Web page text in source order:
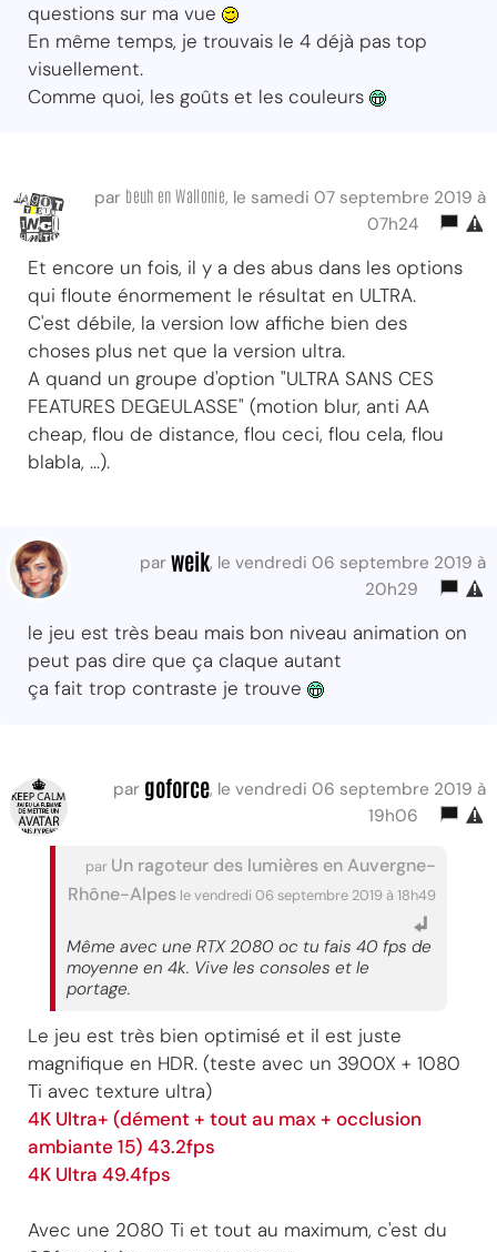
questions sur ma vue
En même temps, je trouvais le 4 déjà pas top
visuellement.
Comme quoi, les goûts et les couleurs
par beuh en Wallonie, le samedi 07 septembre 2019 à
07h24
Et encore un fois, il y a des abus dans les options
qui floute énormement le résultat en ULTRA.
C'est débile, la version low affiche bien des
choses plus net que la version ultra.
A quand un groupe d'option "ULTRA SANS CES
FEATURES DEGEULASSE" (motion blur, anti AA
cheap, flou de distance, flou ceci, flou cela, flou
blabla, ...).
par weik, le vendredi 06 septembre 2019 à
20h29
le jeu est très beau mais bon niveau animation on
peut pas dire que ça claque autant
ça fait trop contraste je trouve
par goforce, le vendredi 06 septembre 2019 à
19h06
par Un ragoteur des lumières en Auvergne-
Rhône-Alpes le vendredi 06 septembre 2019 à 18h49
Même avec une RTX 2080 oc tu fais 40 fps de
moyenne en 4k. Vive les consoles et le
portage.
Le jeu est très bien optimisé et il est juste
magnifique en HDR. (teste avec un 3900X + 1080
Ti avec texture ultra)
4K Ultra+ (dément + tout au max + occlusion
ambiante 15) 43.2fps
4K Ultra 49.4fps
Avec une 2080 Ti et tout au maximum, c'est du